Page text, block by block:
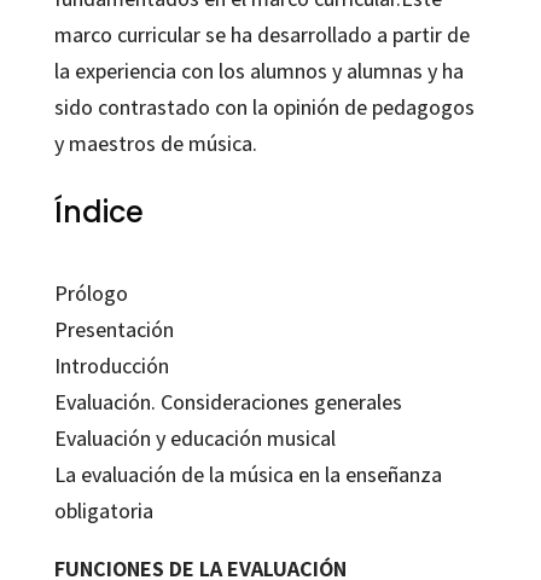
marco curricular se ha desarrollado a partir de
la experiencia con los alumnos y alumnas y ha
sido contrastado con la opinión de pedagogos
y maestros de música.
Índice
Prólogo
Presentación
Introducción
Evaluación. Consideraciones generales
Evaluación y educación musical
La evaluación de la música en la enseñanza
obligatoria
FUNCIONES DE LA EVALUACIÓN